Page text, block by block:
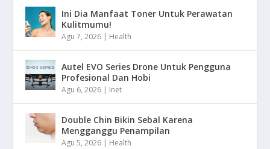
Ini Dia Manfaat Toner Untuk Perawatan
Kulitmumu!
Agu 7, 2026 | Health
Autel EVO Series Drone Untuk Pengguna
Profesional Dan Hobi
Agu 6, 2026 | Inet
Double Chin Bikin Sebal Karena
Mengganggu Penampilan
Agu 5, 2026 | Health